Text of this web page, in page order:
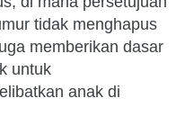
tidak menghapus
memberikan dasar
untuk
anak di